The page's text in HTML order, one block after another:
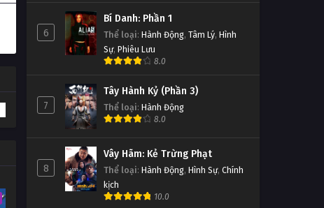
6
Bí Danh: Phần 1
Thể loại: Hành Động, Tâm Lý, Hình
Sự, Phiêu Lưu
8.0
7
Tây Hành Kỷ (Phần 3)
Thể loại: Hành Động
8.0
8
Vây Hãm: Kẻ Trừng Phạt
Thể loại: Hành Động, Hình Sự, Chính
kịch
10.0